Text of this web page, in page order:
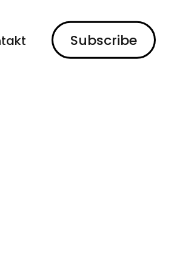
Subscribe